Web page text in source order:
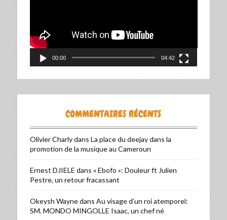
00:00 04:42
COMMENTAIRES RÉCENTS
Olivier Charlydans La place du deejay dans la
promotion de la musique au Cameroun
Ernest DJIELE dans « Ebofo »: Douleur ft Julien
Pestre, un retour fracassant
Okeysh Waynedans Au visage d’un roi atemporel:
SM. MONDO MINGOLLE Isaac, un chef né